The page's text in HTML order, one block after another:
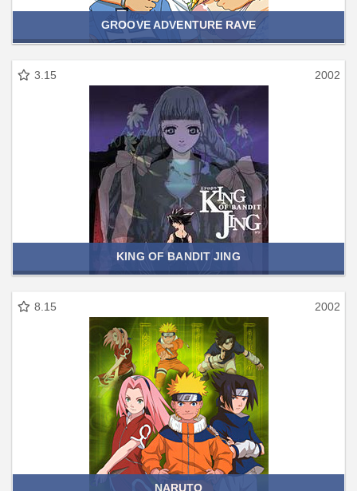
GROOVE ADVENTURE RAVE
3.15 2002
KING OF BANDIT JING
8.15 2002
NARUTO